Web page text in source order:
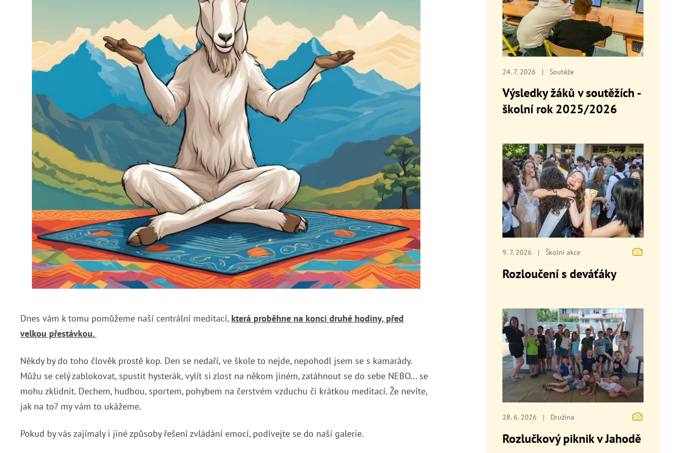
Dnes vám k tomu pomůžeme naší centrální meditací, která proběhne na konci druhé hodiny, před
velkou přestávkou.
Někdy by do toho člověk prostě kop. Den se nedaří, ve škole to nejde, nepohodl jsem se s kamarády.
Můžu se celý zablokovat, spustit hysterák, vylít si zlost na někom jiném, zatáhnout se do sebe NEBO... se
mohu zklidnit. Dechem, hudbou, sportem, pohybem na čerstvém vzduchu či krátkou meditací. Že nevíte,
jak na to? my vám to ukážeme.
Pokud by vás zajímaly i jiné způsoby řešení zvládání emocí, podívejte se do naší galerie.
24. 7. 2026 | Soutěže
Výsledky žáků v soutěžích -
školní rok 2025/2026
9. 7. 2026 | Školní akce
Rozloučení s deváťáky
28. 6. 2026 | Družina
Rozlučkový piknik v Jahodě